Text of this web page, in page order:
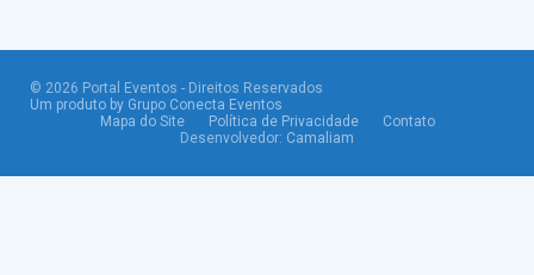
© 2026 Portal Eventos - Direitos Reservados
Um produto by Grupo Conecta Eventos
Mapa do Site
Política de Privacidade
Contato
Desenvolvedor: Camaliam